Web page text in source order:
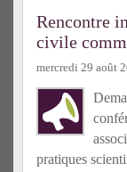
Rencontre
civile
mercredi 29 août
pratiques